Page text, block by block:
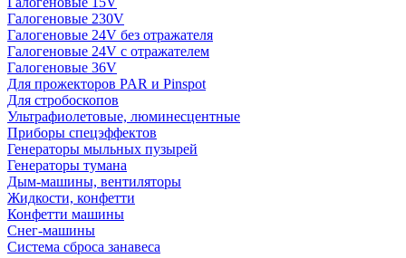
Галогеновые 230V
Галогеновые 24V без отражателя
Галогеновые 24V с отражателем
Галогеновые 36V
Для прожекторов PAR и Pinspot
Для стробоскопов
Ультрафиолетовые, люминесцентные
Приборы спецэффектов
Генераторы мыльных пузырей
Генераторы тумана
Дым-машины, вентиляторы
Жидкости, конфетти
Конфетти машины
Снег-машины
Система сброса занавеса